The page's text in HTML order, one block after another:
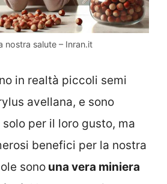
nostra salute – Inran.it
in realtà piccoli semi
avellana, e sono
per il loro gusto, ma
benefici per la nostra
sono una vera miniera